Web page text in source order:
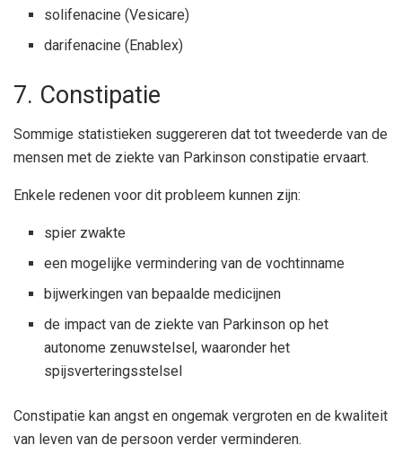
solifenacine (Vesicare)
darifenacine (Enablex)
7. Constipatie
Sommige statistieken suggereren dat tot tweederde van de
mensen met de ziekte van Parkinson constipatie ervaart.
Enkele redenen voor dit probleem kunnen zijn:
spier zwakte
een mogelijke vermindering van de vochtinname
bijwerkingen van bepaalde medicijnen
de impact van de ziekte van Parkinson op het
autonome zenuwstelsel, waaronder het
spijsverteringsstelsel
Constipatie kan angst en ongemak vergroten en de kwaliteit
van leven van de persoon verder verminderen.